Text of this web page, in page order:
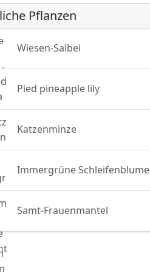
Pflanzen
Wiesen-Salbei
Pied pineapple lily
Katzenminze
Immergrüne Schleifenblume
Samt-Frauenmantel